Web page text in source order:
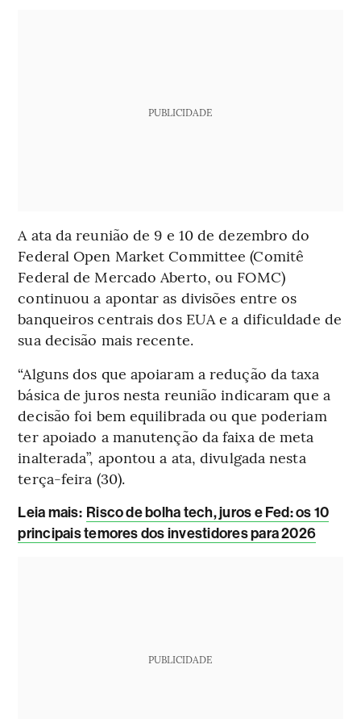
PUBLICIDADE
A ata da reunião de 9 e 10 de dezembro do
Federal Open Market Committee (Comitê
Federal de Mercado Aberto, ou FOMC)
continuou a apontar as divisões entre os
banqueiros centrais dos EUA e a dificuldade de
sua decisão mais recente.
“Alguns dos que apoiaram a redução da taxa
básica de juros nesta reunião indicaram que a
decisão foi bem equilibrada ou que poderiam
ter apoiado a manutenção da faixa de meta
inalterada”, apontou a ata, divulgada nesta
terça-feira (30).
Leia mais: Risco de bolha tech, juros e Fed: os 10
principais temores dos investidores para 2026
PUBLICIDADE